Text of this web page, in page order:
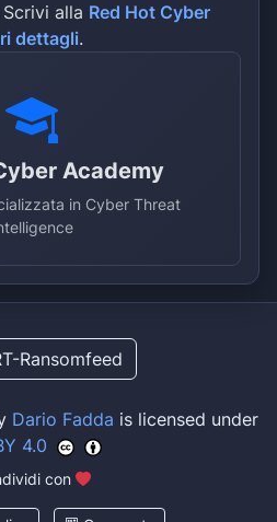
Scrivi alla Red Hot Cyber
dettagli.
Academy
in Cyber Threat
Ransomfeed
Dario Fadda is licensed under
4.0
con